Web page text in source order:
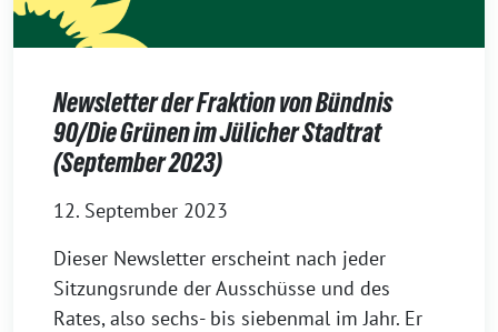
Newsletter der Fraktion von Bündnis
90/Die Grünen im Jülicher Stadtrat
(September 2023)
12. September 2023
Dieser Newsletter erscheint nach jeder
Sitzungsrunde der Ausschüsse und des
Rates, also sechs- bis siebenmal im Jahr. Er